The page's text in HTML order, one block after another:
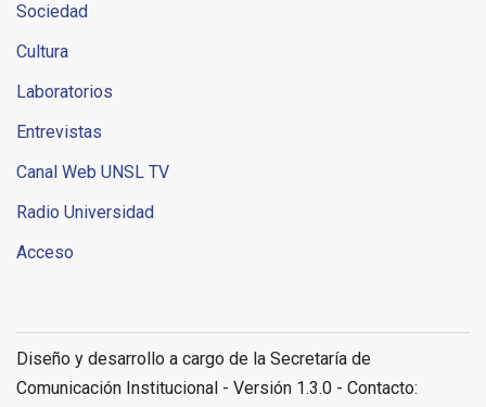
Sociedad
Cultura
Laboratorios
Entrevistas
Canal Web UNSL TV
Radio Universidad
Acceso
Diseño y desarrollo a cargo de la Secretaría de
Comunicación Institucional - Versión 1.3.0 - Contacto: